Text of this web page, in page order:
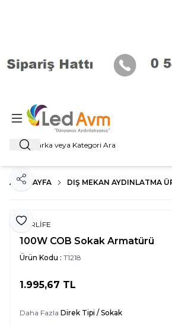
Ara
ANA SAYFA DIŞ MEKAN AYDINLATMA
Favoriye Ekle
Paylaş
FORLİFE
100W COB Sokak Armatürü
Ürün Kodu : T1218
1.995,67 TL
Daha Fazla Direk Tipi / Sokak